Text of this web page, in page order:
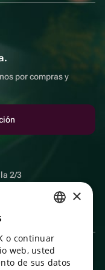
por compras y
2/3
ENGLISH
UKRAINIAN
×
o continuar
web, usted
de sus datos